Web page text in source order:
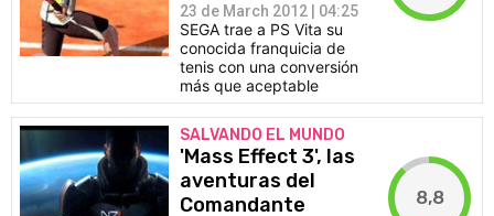
23 de March 2012 | 04:25
SEGA trae a PS Vita su
conocida franquicia de
tenis con una conversión
más que aceptable
SALVANDO EL MUNDO
'Mass Effect 3', las
aventuras del
Comandante
8,8